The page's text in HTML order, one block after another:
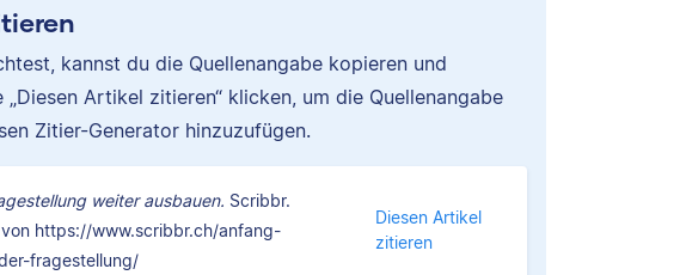
kannst du die Quellenangabe kopieren und
Artikel zitieren“ klicken, um die Quellenangabe
Zitier-Generator hinzuzufügen.
weiter ausbauen. Scribbr.
https://www.scribbr.ch/anfang-
fragestellung/
Diesen Artikel
zitieren